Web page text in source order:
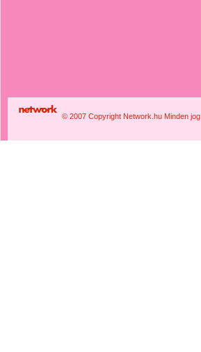
© 2007 Copyright Network.hu Minden jog